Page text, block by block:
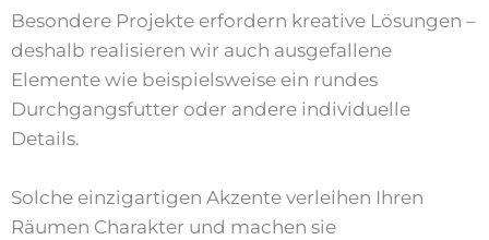
Besondere Projekte erfordern kreative Lösungen –
deshalb realisieren wir auch ausgefallene
Elemente wie beispielsweise ein rundes
Durchgangsfutter oder andere individuelle
Details.
Solche einzigartigen Akzente verleihen Ihren
Räumen Charakter und machen sie